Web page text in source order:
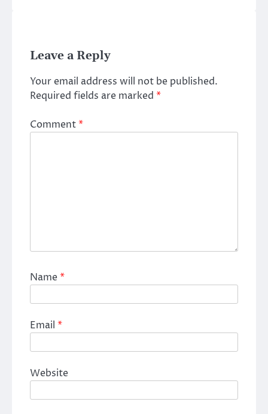
Leave a Reply
Your email address will not be published.
Required fields are marked *
Comment*
Name*
Email *
Website